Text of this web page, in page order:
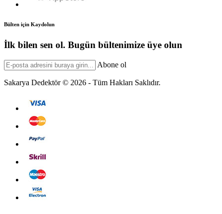
Bülten için Kaydolun
İlk bilen sen ol. Bugün bültenimize üye olun
Abone ol
Sakarya Dedektör © 2026 - Tüm Hakları Saklıdır.